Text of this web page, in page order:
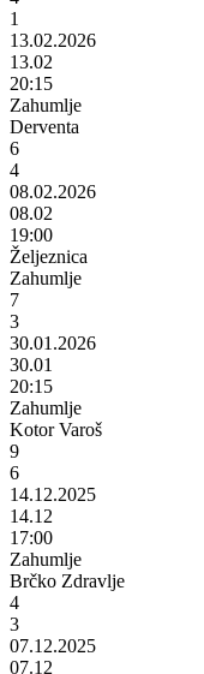
1
13.02.2026
13.02
20:15
Zahumlje
Derventa
6
4
08.02.2026
08.02
19:00
Željeznica
Zahumlje
7
3
30.01.2026
30.01
20:15
Zahumlje
Kotor Varoš
9
6
14.12.2025
14.12
17:00
Zahumlje
Brčko Zdravlje
4
3
07.12.2025
07.12